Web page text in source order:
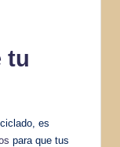
tu
es
para que tus